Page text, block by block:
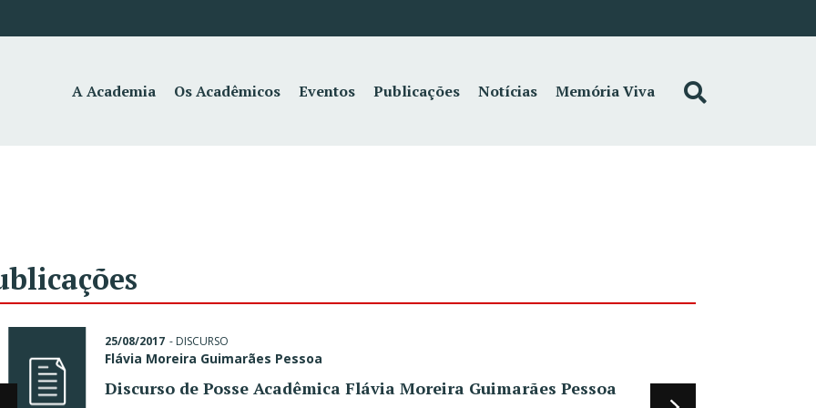
A Academia Os Acadêmicos Eventos Publicações Notícias Memória Viva
25/08/2017 - DISCURSO
Flávia Moreira Guimarães Pessoa
Discurso de Posse Acadêmica Flávia Moreira Guimarães Pessoa